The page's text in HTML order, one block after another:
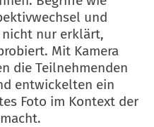
und
nur erklärt,
Mit Kamera
die Teilnehmenden
entwickelten ein
Foto im Kontext der